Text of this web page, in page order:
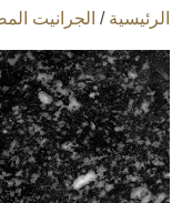
الرئيسية / الجرانيت